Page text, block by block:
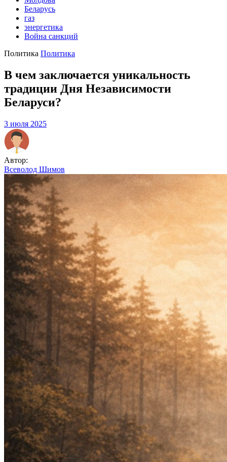
Беларусь
газ
энергетика
Война санкций
Политика Политика
В чем заключается уникальность
традиции Дня Независимости
Беларуси?
3 июля 2025
Автор:
Всеволод Шимов